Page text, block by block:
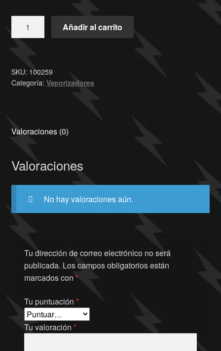
Añadir al carrito
SKU: 100259
Categoría: Vaporizadores
Valoraciones (0)
Valoraciones
No hay valoraciones aún.
Tu dirección de correo electrónico no será
publicada. Los campos obligatorios están
marcados con *
Tu puntuación *
Tu valoración *